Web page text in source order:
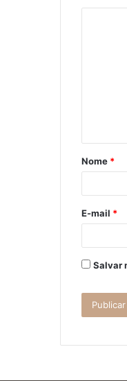
á
r
*
Nome *
E-mail *
Salvar